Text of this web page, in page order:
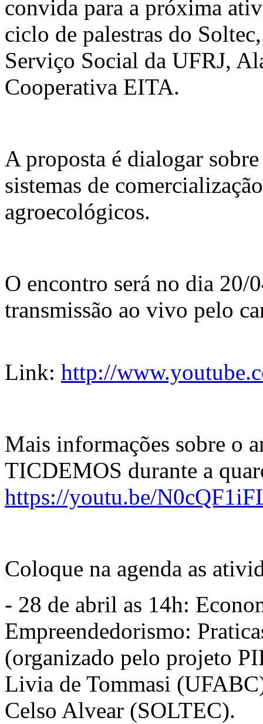
convida para a próxima
ciclo de palestras do
Serviço Social da UFRJ,
Cooperativa EITA.
A proposta é dialogar
sistemas de
agroecológicos.
O encontro será no dia 20/
transmissão ao vivo pelo
Link: http://
Mais informações sobre o
TICDEMOS durante a
https://youtu.be/
Coloque na agenda as
- 28 de abril as 14h:
Empreendedorismo:
(organizado pelo projeto
Livia de Tommasi
Celso Alvear (SOLTEC).